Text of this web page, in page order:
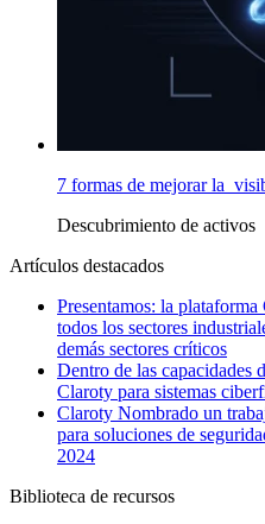
7 formas de mejorar la
Descubrimiento de activos
Artículos destacados
Presentamos: la
todos los sectores
demás sectores críticos
Dentro de las capacidades
Claroty para sistemas
Claroty Nombrado un
para soluciones de
2024
Biblioteca de recursos